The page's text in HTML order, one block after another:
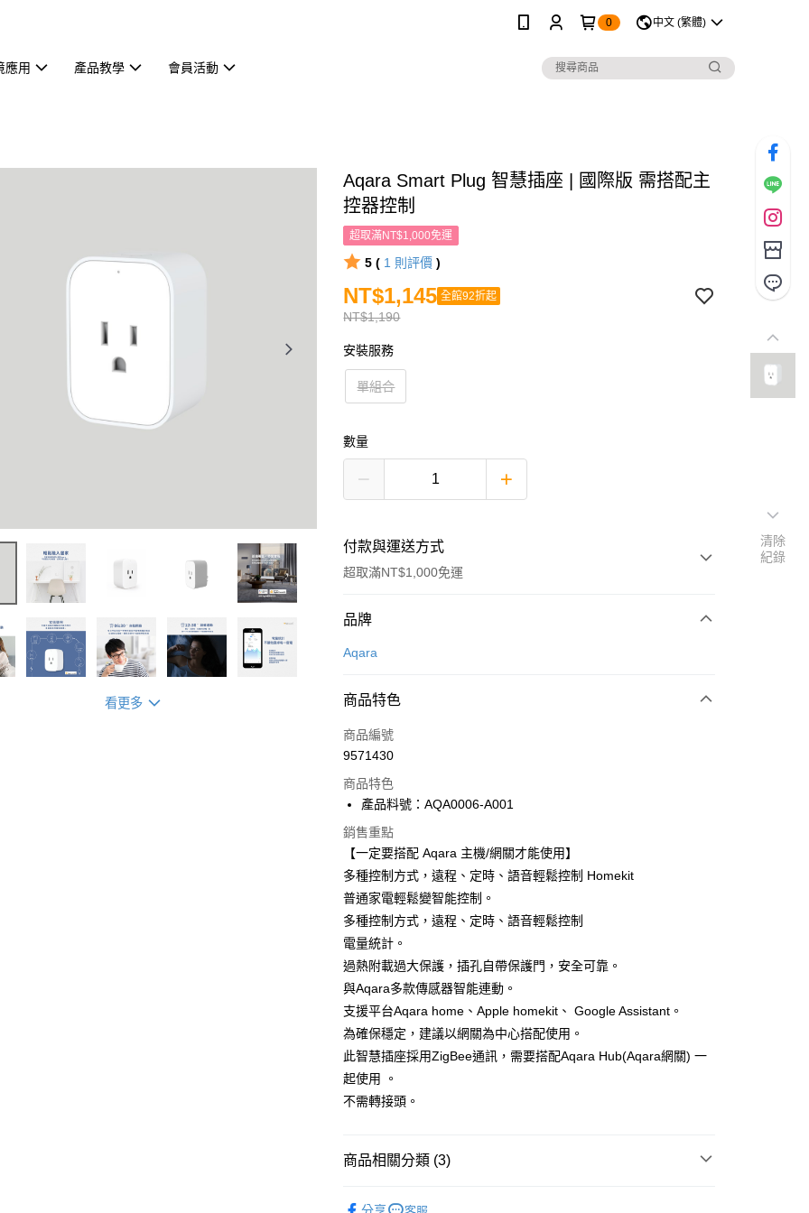
0 中文 (繁體)
應用 產品教學 會員活動
看更多
Aqara Smart Plug 智慧插座 | 國際版 需搭配主
控器控制
超取滿NT$1,000免運
5 ( 1 則評價 )
NT$1,190
NT$1,145 全館92折起
安裝服務
單組合
數量
付款與運送方式
超取滿NT$1,000免運
付款方式
信用卡一次付款
合作金庫商業銀行
華南商業銀行
上海商業儲蓄銀行
國泰世華商業銀行
匯豐（台灣）商業銀行
聯邦商業銀行
遠東國際商業銀行
元大商業銀行
永豐商業銀行
玉山商業銀行
台新國際商業銀行
中國信託商業銀行
6 期 0 利率 每期
華南商業銀行
上海商業儲蓄銀行
國泰世華商業銀行
臺灣中小企業銀行
台中商業銀行
匯豐（台灣）商業銀行
聯邦商業銀行
遠東國際商業銀行
元大商業銀行
玉山商業銀行
星展（台灣）商業銀行
台新國際商業銀行
台灣樂天信用卡公司
LINE Pay
Apple Pay
街口支付
悠遊付
Google Pay
全盈+PAY
運送方式
付款後全家取貨 (單筆不可超過4000元)
每筆NT$120，滿NT$1,000(含以上)免運費
黑貓宅急便
品牌
Aqara
商品特色
商品編號
9571430
商品特色
產品料號：AQA0006-A001
銷售重點
【一定要搭配 Aqara 主機/網關才能使用】
多種控制方式，遠程、定時、語音輕鬆控制 Homekit
普通家電輕鬆變智能控制。
多種控制方式，遠程、定時、語音輕鬆控制
電量統計。
過熱附載過大保護，插孔自帶保護門，安全可靠。
與Aqara多款傳感器智能連動。
支援平台Aqara home、Apple homekit、 Google Assistant。
為確保穩定，建議以網關為中心搭配使用。
此智慧插座採用ZigBee通訊，需要搭配Aqara Hub(Aqara網關) 一
起使用 。
不需轉接頭。
商品相關分類 (3)
客服
清除
紀錄